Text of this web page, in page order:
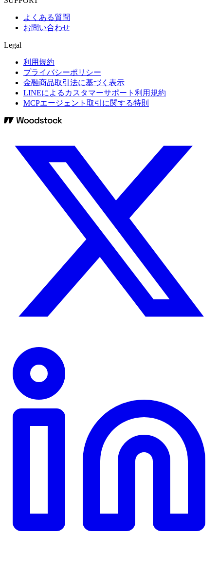
よくある質問
お問い合わせ
Legal
利用規約
プライバシーポリシー
金融商品取引法に基づく表示
LINEによるカスタマーサポート利用規約
MCPエージェント取引に関する特則